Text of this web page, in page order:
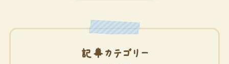
記事カテゴリー